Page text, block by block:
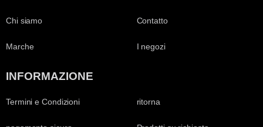
Chi siamo
Marche
Contatto
I negozi
INFORMAZIONE
Termini e Condizioni ritorna